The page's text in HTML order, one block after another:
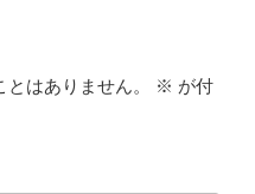
はありません。 ※ が付